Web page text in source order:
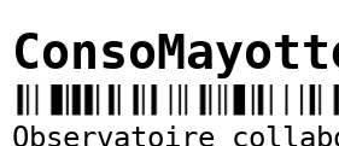
Observatoire